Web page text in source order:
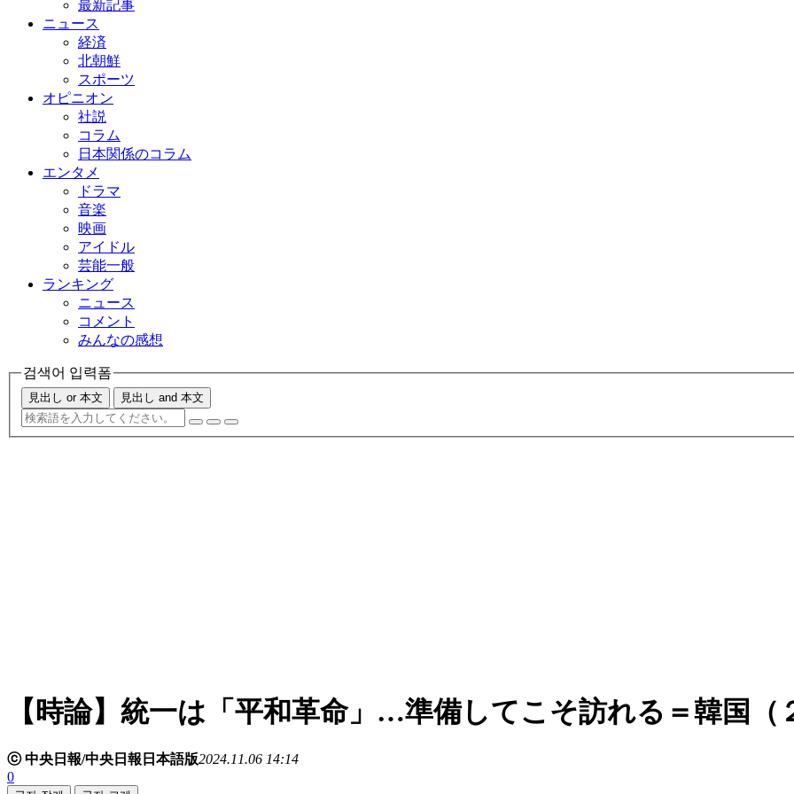
最新記事
ニュース
経済
北朝鮮
スポーツ
オピニオン
社説
コラム
日本関係のコラム
エンタメ
ドラマ
音楽
映画
アイドル
芸能一般
ランキング
ニュース
コメント
みんなの感想
검색어 입력폼
見出し or 本文 見出し and 本文
【時論】統一は「平和革命」…準備してこそ訪れる＝韓国（
ⓒ 中央日報/中央日報日本語版2024.11.06 14:14
0